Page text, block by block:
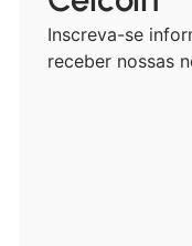
Inscreva-se
receber nossas